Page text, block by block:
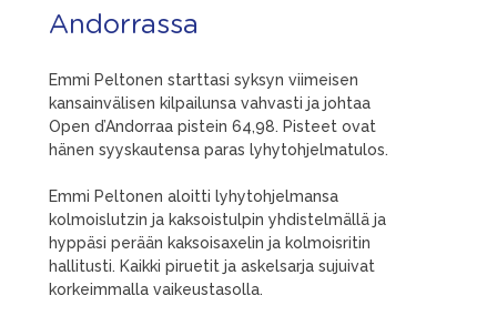
Andorrassa
Emmi Peltonen starttasi syksyn viimeisen
kansainvälisen kilpailunsa vahvasti ja johtaa
Open d’Andorraa pistein 64,98. Pisteet ovat
hänen syyskautensa paras lyhytohjelmatulos.
Emmi Peltonen aloitti lyhytohjelmansa
kolmoislutzin ja kaksoistulpin yhdistelmällä ja
hyppäsi perään kaksoisaxelin ja kolmoisritin
hallitusti. Kaikki piruetit ja askelsarja sujuivat
korkeimmalla vaikeustasolla.